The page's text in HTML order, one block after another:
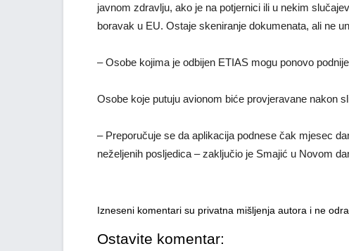
javnom zdravlju, ako je na potjernici ili u nekim
boravak u EU. Ostaje skeniranje dokumenata, ali ne
– Osobe kojima je odbijen ETIAS mogu ponovo
Osobe koje putuju avionom biće provjeravane nakon
– Preporučuje se da aplikacija podnese čak mjesec
neželjenih posljedica – zaključio je Smajić u Novom
Izneseni komentari su privatna mišljenja autora i ne
Ostavite komentar: